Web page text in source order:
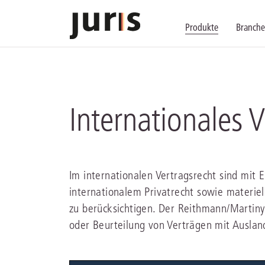
Produkte
Schalten Sie mit unseren flexibel
juris Recht
zu den Produkten
juris Business
zu den Produkten
juris Akademie
zu den Produkten
Erfahren Sie, welche Vorteile die
Fragen zum juris Portal oder zu
Internationales
Im internationalen Vertragsrecht sind mit
internationalem Privatrecht sowie
zu berücksichtigen. Der Reithmann/
oder Beurteilung von Verträgen mit